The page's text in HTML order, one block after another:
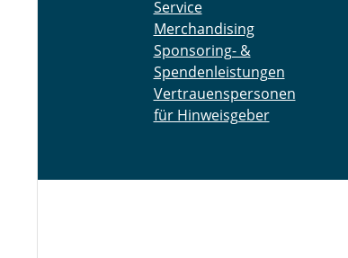
Service
Merchandising
Sponsoring- &
Spendenleistungen
Vertrauenspersonen
für Hinweisgeber